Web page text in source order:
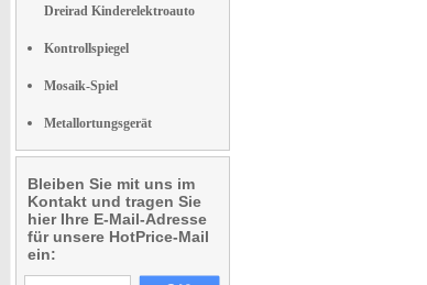
Dreirad Kinderelektroauto
Kontrollspiegel
Mosaik-Spiel
Metallortungsgerät
Bleiben Sie mit uns im
Kontakt und tragen Sie
hier Ihre E-Mail-Adresse
für unsere HotPrice-Mail
ein: